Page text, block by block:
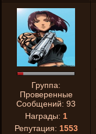
Группа:
Проверенные
Сообщений: 93
Награды: 1
Репутация: 1553